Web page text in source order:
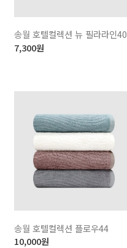
송월 호텔컬렉션 뉴 필라라인40
7,300원
송월 호텔컬렉션 플로우44
10,000원